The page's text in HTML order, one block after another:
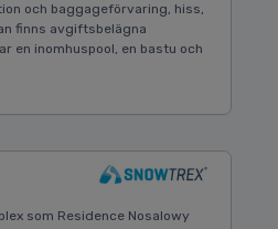
och baggageförvaring, hiss,
finns avgiftsbelägna
en inomhuspool, en bastu och
som Residence Nosalowy